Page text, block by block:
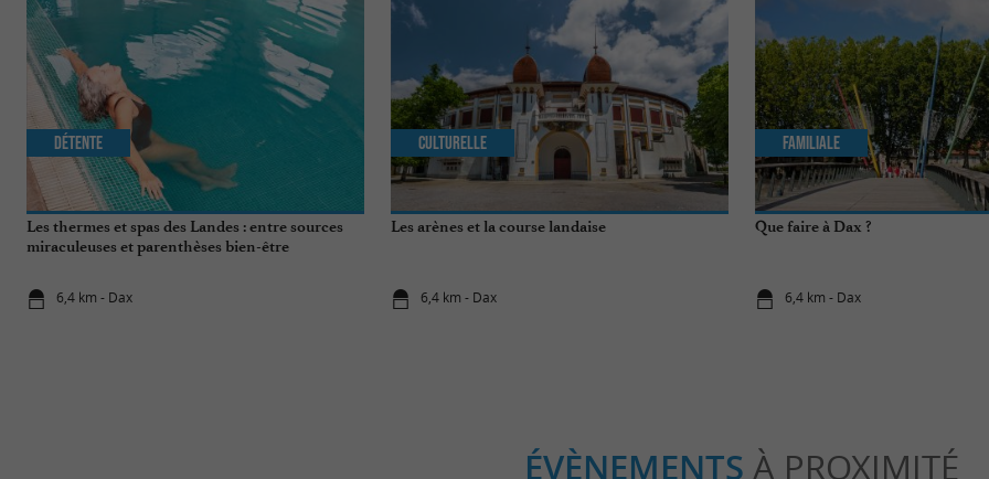
Les thermes et spas des Landes : entre sources
miraculeuses et parenthèses bien-être
6,4 km - Dax
Détente
Les arènes et la course landaise
6,4 km - Dax
Culturelle
Que faire à Dax ?
6,4 km - Dax
Familiale
ÉVÈNEMENTS À PROXIMITÉ